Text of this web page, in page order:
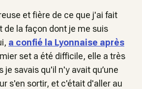
et fière de ce que j'ai fait
de la façon dont je me suis
a confié la Lyonnaise après
set a été difficile, elle a très
je savais qu'il n'y avait qu’une
s'en sortir, et c'était d'aller au